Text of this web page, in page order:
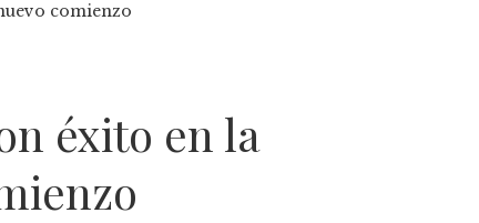
comienzo
éxito en la